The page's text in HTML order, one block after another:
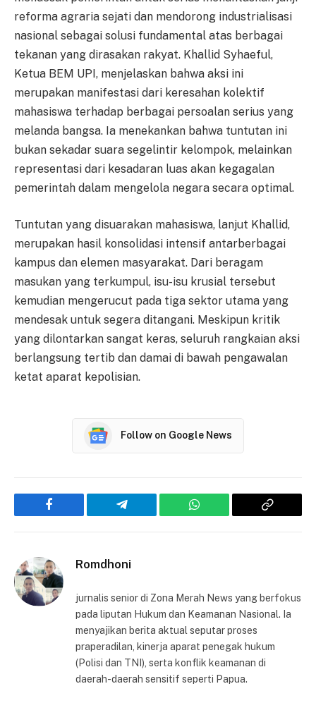
reforma agraria sejati dan mendorong industrialisasi
nasional sebagai solusi fundamental atas berbagai
tekanan yang dirasakan rakyat. Khallid Syhaeful,
Ketua BEM UPI, menjelaskan bahwa aksi ini
merupakan manifestasi dari keresahan kolektif
mahasiswa terhadap berbagai persoalan serius yang
melanda bangsa. Ia menekankan bahwa tuntutan ini
bukan sekadar suara segelintir kelompok, melainkan
representasi dari kesadaran luas akan kegagalan
pemerintah dalam mengelola negara secara optimal.
Tuntutan yang disuarakan mahasiswa, lanjut Khallid,
merupakan hasil konsolidasi intensif antarberbagai
kampus dan elemen masyarakat. Dari beragam
masukan yang terkumpul, isu-isu krusial tersebut
kemudian mengerucut pada tiga sektor utama yang
mendesak untuk segera ditangani. Meskipun kritik
yang dilontarkan sangat keras, seluruh rangkaian aksi
berlangsung tertib dan damai di bawah pengawalan
ketat aparat kepolisian.
Follow on Google News
Facebook Telegram WhatsApp
Copy
Romdhoni
jurnalis senior di Zona Merah News yang berfokus
pada liputan Hukum dan Keamanan Nasional. Ia
menyajikan berita aktual seputar proses
praperadilan, kinerja aparat penegak hukum
(Polisi dan TNI), serta konflik keamanan di
daerah-daerah sensitif seperti Papua.